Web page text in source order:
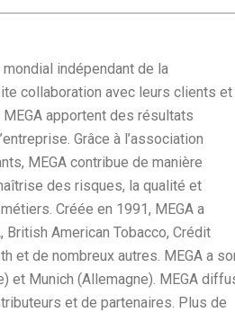
indépendant de la
collaboration avec leurs clients et
apportent des résultats
Grâce à l’association
MEGA contribue de manière
des risques, la qualité et
Créée en 1991, MEGA a
American Tobacco, Crédit
et de nombreux autres. MEGA a
et Munich (Allemagne). MEGA
et de partenaires. Plus de